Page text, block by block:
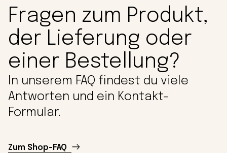
Fragen zum Produkt,
der Lieferung oder
einer Bestellung?
In unserem FAQ findest du viele
Antworten und ein Kontakt-
Formular.
Zum Shop-FAQ